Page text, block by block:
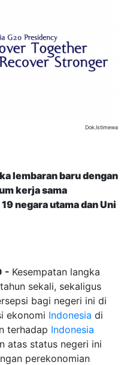
Dok.Istimewa
lembaran baru dengan
kerja sama
negara utama dan Uni
- Kesempatan langka
sekali, sekaligus
bagi negeri ini di
ekonomi Indonesia di
terhadap Indonesia
atas status negeri ini
perekonomian